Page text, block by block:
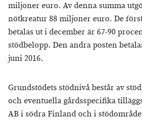
miljoner euro. Av denna summa
nötkreatur 88 miljoner euro. De
betalas ut i december är 67-90
stödbelopp. Den andra posten
juni 2016.
Grundstödets stödnivå består av
och eventuella gårdsspecifika
AB i södra Finland och i